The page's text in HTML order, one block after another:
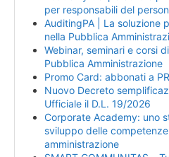
per responsabili del
AuditingPA | La soluzione
nella Pubblica
Webinar, seminari e corsi
Pubblica Amministrazione
Promo Card: abbonati a
Nuovo Decreto
Ufficiale il D.L. 19/2026
Corporate Academy: uno
sviluppo delle
amministrazione